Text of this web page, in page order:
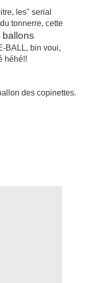
les" serial
tonnerre, cette
ballons
BALL, bin voui,
héhé!!
des copinettes.